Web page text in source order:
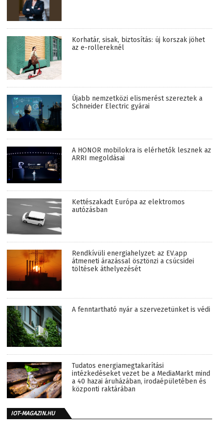
Korhatár, sisak, biztosítás: új korszak jöhet
az e-rollereknél
Újabb nemzetközi elismerést szereztek a
Schneider Electric gyárai
A HONOR mobilokra is elérhetők lesznek az
ARRI megoldásai
Kettészakadt Európa az elektromos
autózásban
Rendkívüli energiahelyzet: az EV.app
átmeneti árazással ösztönzi a csúcsidei
töltések áthelyezését
A fenntartható nyár a szervezetünket is védi
Tudatos energiamegtakarítási
intézkedéseket vezet be a MediaMarkt mind
a 40 hazai áruházában, irodaépületében és
központi raktárában
IOT-MAGAZIN.HU